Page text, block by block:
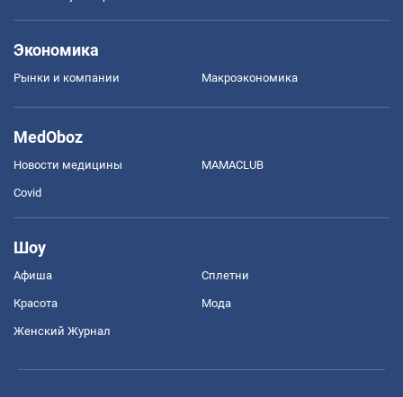
Экономика
Рынки и компании Mакроэкономика
MedOboz
Новости медицины MAMACLUB
Covid
Шоу
Афиша Сплетни
Красота Мода
Женский Журнал